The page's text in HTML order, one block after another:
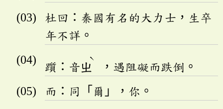
杜回：秦國有名的大力士，生卒
年不詳。
躓：音ㄓ
ˋ
，遇阻礙而跌倒。
而：同「爾」，你。